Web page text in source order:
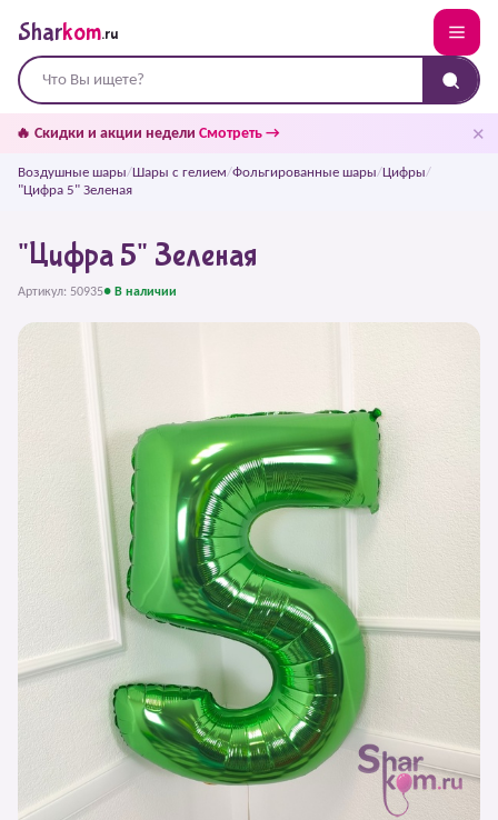
Sharkom.ru
🔥 Скидки и акции недели Смотреть → ✕
Воздушные шары/Шары с гелием/Фольгированные шары/Цифры/
"Цифра 5" Зеленая
"Цифра 5" Зеленая
Артикул: 50935● В наличии